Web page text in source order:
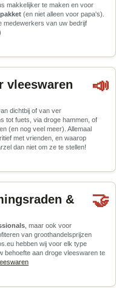
makkelijker te maken en voor
(en niet alleen voor papa's).
medewerkers van uw bedrijf
📣
vleeswaren
dichtbij of van ver
tot fuets, via droge hammen, of
(en nog veel meer). Allemaal
met vrienden, en waarop
dan niet om ze te stellen!
🤝
&
, maar ook voor
van groothandelsprijzen
hebben wij voor elk type
behoefte aan droge vleeswaren te